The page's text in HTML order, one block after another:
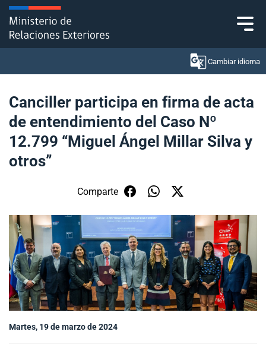
Click acá para ir directamente al contenido
Cambiar idioma
Ministerio
Política Exterior
Subsecretaría de Relaciones Económicas
Internacionales
Sala de prensa
modo claro
Canciller participa en firma de acta
de entendimiento del Caso Nº
12.799 “Miguel Ángel Millar Silva y
otros”
Comparte
Martes, 19 de marzo de 2024